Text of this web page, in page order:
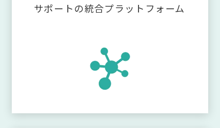
サポートの統合プラットフォーム